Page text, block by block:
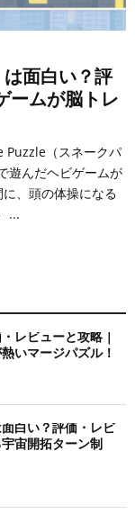
は面白い？評
ームが脳トレ
Puzzle（スネークパ
遊んだヘビゲームが
、頭の体操になる
...
レビューと攻略｜
いマージパズル！
白い？評価・レビ
宙開拓ターン制